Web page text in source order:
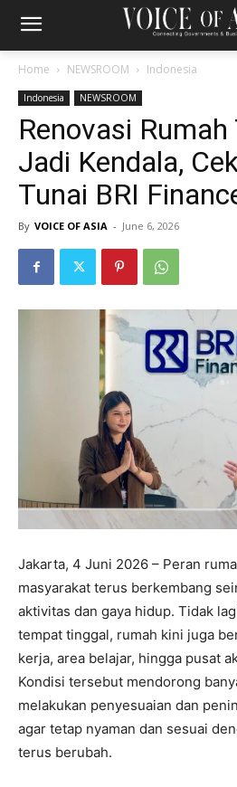
Home NEWSROOM Indonesia
Indonesia NEWSROOM
Renovasi
Jadi Kendala,
Tunai BRI
By VOICE OF ASIA - June 6, 2026
Jakarta, 4 Juni 2026 – Peran
masyarakat terus berkembang
aktivitas dan gaya hidup. Tidak
tempat tinggal, rumah kini juga
kerja, area belajar, hingga pusat
Kondisi tersebut mendorong
melakukan penyesuaian dan
agar tetap nyaman dan sesuai
terus berubah.